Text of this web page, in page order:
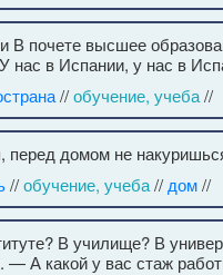
почете высшее
в Испании, у нас в
//обучение, учеба//
домом не
//обучение, учеба// дом//
В училище? В
— А какой у вас стаж